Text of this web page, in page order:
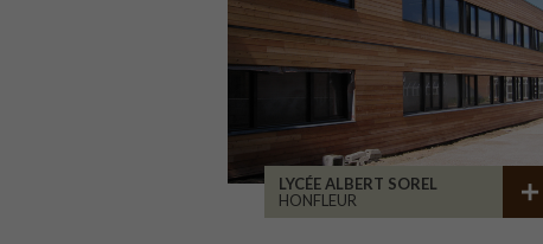
LYCÉE ALBERT SOREL
HONFLEUR